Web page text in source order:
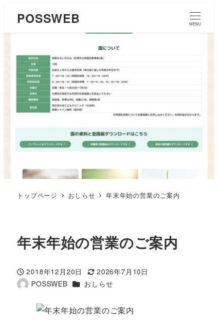
POSSWEB MENU
トップページ おしらせ 年末年始の営業のご案内
年末年始の営業のご案内
投稿日
2018年12月20日
更新日
2026年7月10日
著
POSSWEB カテゴリー
おしらせ